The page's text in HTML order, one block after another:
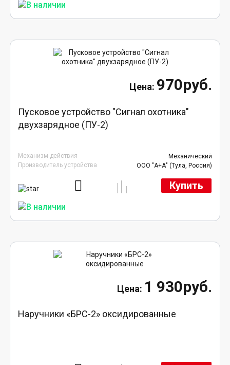
970руб.
Пусковое устройство "Сигнал охотника"
двухзарядное (ПУ-2)
Механизм действия
Механический
Производитель устройства
ООО "А+А" (Тула, Россия)
Купить
1 930руб.
Наручники «БРС-2» оксидированные